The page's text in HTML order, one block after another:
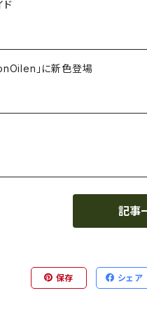
」に新色登場
記事
保存 シェア